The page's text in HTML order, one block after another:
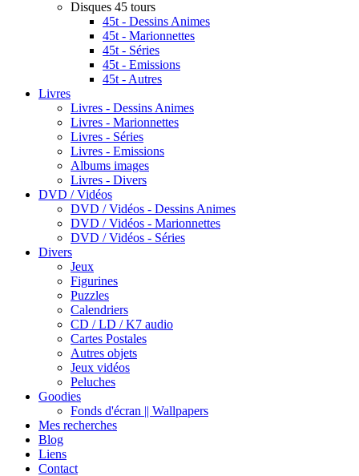
Disques 45 tours
45t - Dessins Animes
45t - Marionnettes
45t - Séries
45t - Emissions
45t - Autres
Livres
Livres - Dessins Animes
Livres - Marionnettes
Livres - Séries
Livres - Emissions
Albums images
Livres - Divers
DVD / Vidéos
DVD / Vidéos - Dessins Animes
DVD / Vidéos - Marionnettes
DVD / Vidéos - Séries
Divers
Jeux
Figurines
Puzzles
Calendriers
CD / LD / K7 audio
Cartes Postales
Autres objets
Jeux vidéos
Peluches
Goodies
Fonds d'écran || Wallpapers
Mes recherches
Blog
Liens
Contact